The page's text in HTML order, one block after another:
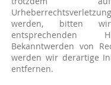
werden, bitten
entsprechenden
Bekanntwerden von
werden wir derartige
entfernen.